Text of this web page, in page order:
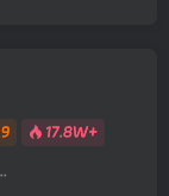
9 17.8W+